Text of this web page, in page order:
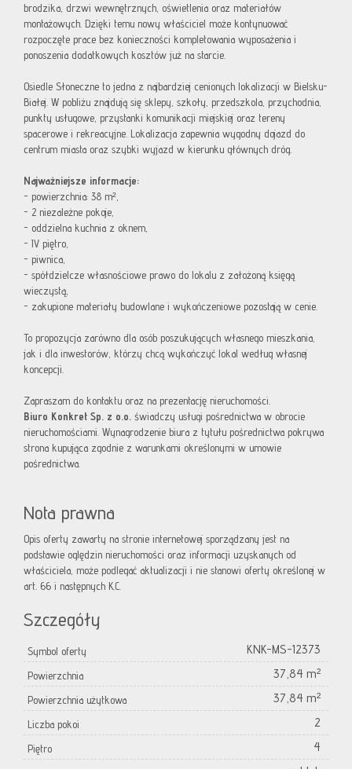
brodzika, drzwi wewnętrznych, oświetlenia oraz materiałów
montażowych. Dzięki temu nowy właściciel może kontynuować
rozpoczęte prace bez konieczności kompletowania wyposażenia i
ponoszenia dodatkowych kosztów już na starcie.
Osiedle Słoneczne to jedna z najbardziej cenionych lokalizacji w Bielsku-
Białej. W pobliżu znajdują się sklepy, szkoły, przedszkola, przychodnia,
punkty usługowe, przystanki komunikacji miejskiej oraz tereny
spacerowe i rekreacyjne. Lokalizacja zapewnia wygodny dojazd do
centrum miasta oraz szybki wyjazd w kierunku głównych dróg.
Najważniejsze informacje:
- powierzchnia: 38 m²,
- 2 niezależne pokoje,
- oddzielna kuchnia z oknem,
- IV piętro,
- piwnica,
- spółdzielcze własnościowe prawo do lokalu z założoną księgą
wieczystą,
- zakupione materiały budowlane i wykończeniowe pozostają w cenie.
To propozycja zarówno dla osób poszukujących własnego mieszkania,
jak i dla inwestorów, którzy chcą wykończyć lokal według własnej
koncepcji.
Zapraszam do kontaktu oraz na prezentację nieruchomości.
Biuro Konkret Sp. z o.o. świadczy usługi pośrednictwa w obrocie
nieruchomościami. Wynagrodzenie biura z tytułu pośrednictwa pokrywa
strona kupująca zgodnie z warunkami określonymi w umowie
pośrednictwa.
Nota prawna
Opis oferty zawarty na stronie internetowej sporządzany jest na
podstawie oględzin nieruchomości oraz informacji uzyskanych od
właściciela, może podlegać aktualizacji i nie stanowi oferty określonej w
art. 66 i następnych K.C.
Szczegóły
Symbol oferty KNK-MS-12373
Powierzchnia 37,84 m²
Powierzchnia użytkowa 37,84 m²
Liczba pokoi 2
Piętro 4